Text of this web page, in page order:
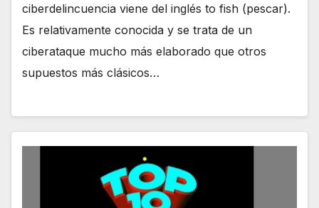
ciberdelincuencia viene del inglés to fish (pescar).
Es relativamente conocida y se trata de un
ciberataque mucho más elaborado que otros
supuestos más clásicos…